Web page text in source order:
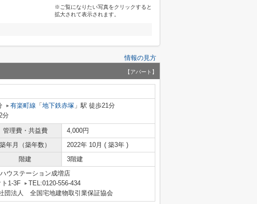
※ご覧になりたい写真をクリックすると
拡大されて表示されます。
情報の見方
【アパート】
有楽町線 「 地下鉄赤塚 」駅 徒歩21分
分
管理費・共益費
4,000円
築年月（築年数）
2022年 10月 ( 築3年 )
階建 3階建
ウステーション成増店
1-3F
TEL:0120-556-434
団法人 全国宅地建物取引業保証協会